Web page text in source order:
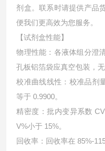
剂盒。联系时请提供产品
便我们更高效为您服务。
【试剂盒性能】
物理性能：各液体组分澄
孔板铝箔袋应真空包装，无
校准曲线线性：校准品剂
等于 0.9900。
精密度：批内变异系数
V%小于 15%。
回收率：回收率在 85%-